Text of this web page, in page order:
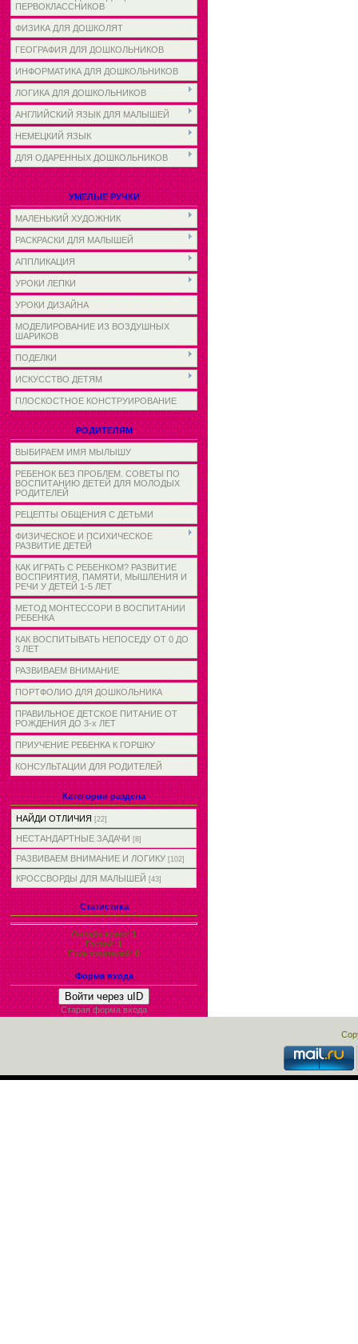
ПЕРВОКЛАССНИКОВ
ФИЗИКА ДЛЯ ДОШКОЛЯТ
ГЕОГРАФИЯ ДЛЯ ДОШКОЛЬНИКОВ
ИНФОРМАТИКА ДЛЯ ДОШКОЛЬНИКОВ
ЛОГИКА ДЛЯ ДОШКОЛЬНИКОВ
АНГЛИЙСКИЙ ЯЗЫК ДЛЯ МАЛЫШЕЙ
НЕМЕЦКИЙ ЯЗЫК
ДЛЯ ОДАРЕННЫХ ДОШКОЛЬНИКОВ
УМЕЛЫЕ РУЧКИ
МАЛЕНЬКИЙ ХУДОЖНИК
РАСКРАСКИ ДЛЯ МАЛЫШЕЙ
АППЛИКАЦИЯ
УРОКИ ЛЕПКИ
УРОКИ ДИЗАЙНА
МОДЕЛИРОВАНИЕ ИЗ ВОЗДУШНЫХ
ШАРИКОВ
ПОДЕЛКИ
ИСКУССТВО ДЕТЯМ
ПЛОСКОСТНОЕ КОНСТРУИРОВАНИЕ
РОДИТЕЛЯМ
ВЫБИРАЕМ ИМЯ МЫЛЫШУ
РЕБЕНОК БЕЗ ПРОБЛЕМ. СОВЕТЫ ПО
ВОСПИТАНИЮ ДЕТЕЙ ДЛЯ МОЛОДЫХ
РОДИТЕЛЕЙ
РЕЦЕПТЫ ОБЩЕНИЯ С ДЕТЬМИ
ФИЗИЧЕСКОЕ И ПСИХИЧЕСКОЕ
РАЗВИТИЕ ДЕТЕЙ
КАК ИГРАТЬ С РЕБЕНКОМ? РАЗВИТИЕ
ВОСПРИЯТИЯ, ПАМЯТИ, МЫШЛЕНИЯ И
РЕЧИ У ДЕТЕЙ 1-5 ЛЕТ
МЕТОД МОНТЕССОРИ В ВОСПИТАНИИ
РЕБЕНКА
КАК ВОСПИТЫВАТЬ НЕПОСЕДУ ОТ 0 ДО
3 ЛЕТ
РАЗВИВАЕМ ВНИМАНИЕ
ПОРТФОЛИО ДЛЯ ДОШКОЛЬНИКА
ПРАВИЛЬНОЕ ДЕТСКОЕ ПИТАНИЕ ОТ
РОЖДЕНИЯ ДО 3-х ЛЕТ
ПРИУЧЕНИЕ РЕБЕНКА К ГОРШКУ
КОНСУЛЬТАЦИИ ДЛЯ РОДИТЕЛЕЙ
Категории раздела
НАЙДИ ОТЛИЧИЯ [22]
НЕСТАНДАРТНЫЕ ЗАДАЧИ [8]
РАЗВИВАЕМ ВНИМАНИЕ И ЛОГИКУ [102]
КРОССВОРДЫ ДЛЯ МАЛЫШЕЙ [43]
Статистика
Онлайн всего:1
Гостей:1
Пользователей:0
Форма входа
Войти через uID
Старая форма входа